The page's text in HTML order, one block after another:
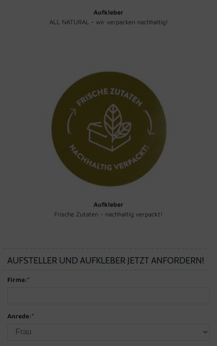
Aufkleber
ALL NATURAL - wir verpacken nachhaltig!
Aufkleber
Frische Zutaten - nachhaltig verpackt!
AUFSTELLER UND AUFKLEBER JETZT ANFORDERN!
Firma:*
Anrede:*